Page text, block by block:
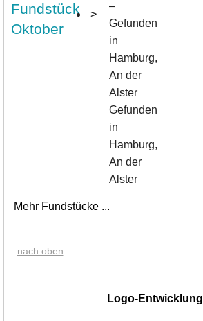
Fundstück
Oktober
>
Gefunden
in
Hamburg,
An der
Alster
Mehr Fundstücke ...
nach oben
Logo-Entwicklung